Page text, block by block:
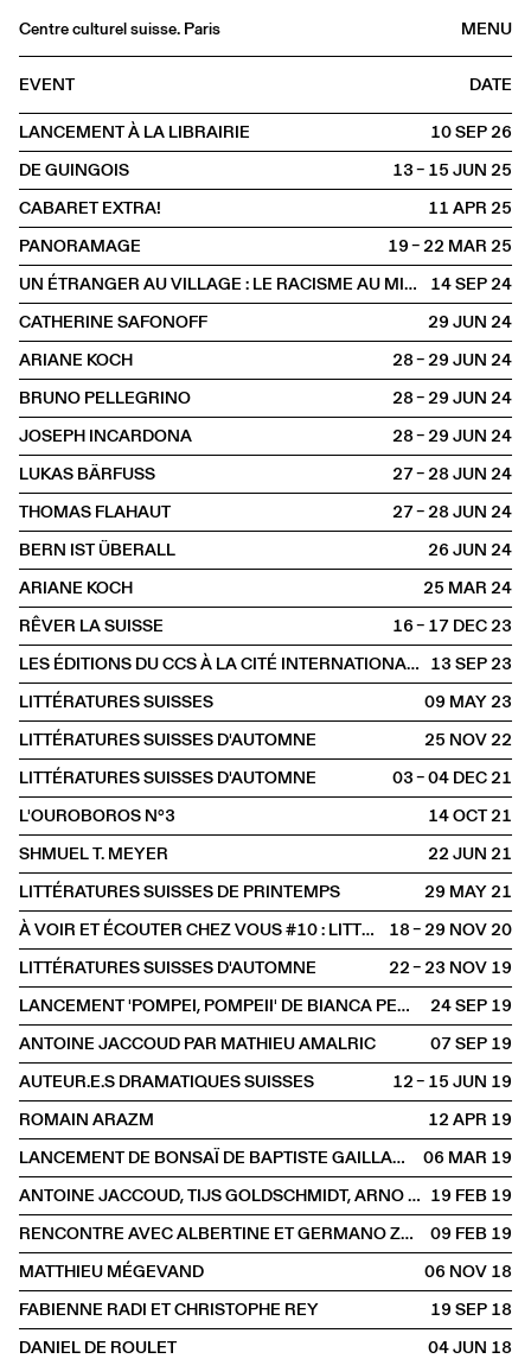
MENU
Centre culturel suisse. Paris
Agenda
Bookshop
Buvette
Archives
Medias
Publications
About
FR/EN
SPOKEN Literature
EVENT
DATE
LANCEMENT À LA LIBRAIRIE
10 SEP2026
DE GUINGOIS
13 – 15 JUN2025
CABARET EXTRA!
11 APR2025
PANORAMAGE
19 – 22 MAR2025
UN ÉTRANGER AU VILLAGE : LE RACISME AU MIROIR DE JAMES BALDWIN
14 SEP2024
CATHERINE SAFONOFF
29 JUN2024
ARIANE KOCH
28 – 29 JUN2024
BRUNO PELLEGRINO
28 – 29 JUN2024
JOSEPH INCARDONA
28 – 29 JUN2024
LUKAS BÄRFUSS
27 – 28 JUN2024
THOMAS FLAHAUT
27 – 28 JUN2024
BERN IST ÜBERALL
26 JUN2024
ARIANE KOCH
25 MAR2024
RÊVER LA SUISSE
16 – 17 DEC2023
LES ÉDITIONS DU CCS À LA CITÉ INTERNATIONALE DES ARTS 13 SEP2023
LITTÉRATURES SUISSES
09 MAY2023
LITTÉRATURES SUISSES D'AUTOMNE
25 NOV2022
LITTÉRATURES SUISSES D'AUTOMNE
03 – 04 DEC2021
L'OUROBOROS N°3
14 OCT2021
SHMUEL T. MEYER
22 JUN2021
LITTÉRATURES SUISSES DE PRINTEMPS
29 MAY2021
À VOIR ET ÉCOUTER CHEZ VOUS #10 : LITTÉRATURES SUISSES D'AUTOMNE
18 – 29 NOV2020
LITTÉRATURES SUISSES D'AUTOMNE
22 – 23 NOV2019
LANCEMENT 'POMPEI, POMPEII' DE BIANCA PEDRINA
24 SEP2019
ANTOINE JACCOUD PAR MATHIEU AMALRIC
07 SEP2019
AUTEUR.E.S DRAMATIQUES SUISSES
12 – 15 JUN2019
ROMAIN ARAZM
12 APR2019
LANCEMENT DE BONSAÏ DE BAPTISTE GAILLARD
06 MAR2019
ANTOINE JACCOUD, TIJS GOLDSCHMIDT, ARNO CAMENISCH 19 FEB2019
RENCONTRE AVEC ALBERTINE ET GERMANO ZULLO
09 FEB2019
MATTHIEU MÉGEVAND
06 NOV2018
FABIENNE RADI ET CHRISTOPHE REY
19 SEP2018
DANIEL DE ROULET
04 JUN2018